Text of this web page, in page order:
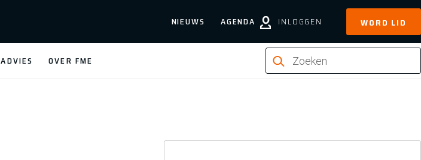
NIEUWS AGENDA INLOGGEN WORD LID
OVER FME